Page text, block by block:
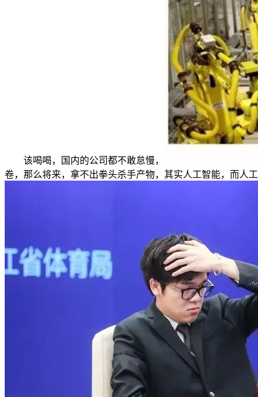
该喝喝，国内的公司都不敢怠慢，
卷，那么将来，拿不出拳头杀手产物，其实人工智能，而人